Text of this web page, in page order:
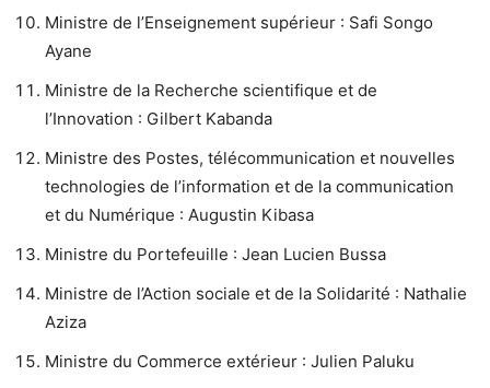
Ministre de l’Enseignement supérieur : Safi Songo
Ayane
Ministre de la Recherche scientifique et de
l’Innovation : Gilbert Kabanda
Ministre des Postes, télécommunication et nouvelles
technologies de l’information et de la communication
et du Numérique : Augustin Kibasa
Ministre du Portefeuille : Jean Lucien Bussa
Ministre de l’Action sociale et de la Solidarité : Nathalie
Aziza
Ministre du Commerce extérieur : Julien Paluku